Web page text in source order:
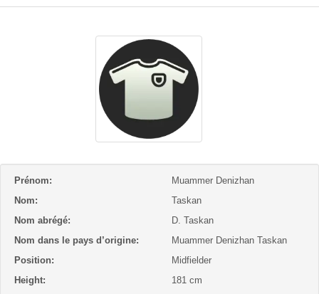
Prénom:
Muammer Denizhan
Nom:
Taskan
Nom abrégé:
D. Taskan
Nom dans le pays d’origine:
Muammer Denizhan Taskan
Position:
Midfielder
Height:
181 cm